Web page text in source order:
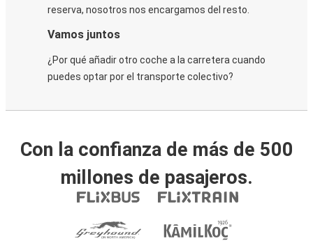
reserva, nosotros nos encargamos del resto.
Vamos juntos
¿Por qué añadir otro coche a la carretera cuando
puedes optar por el transporte colectivo?
Con la confianza de más de 500
millones de pasajeros.